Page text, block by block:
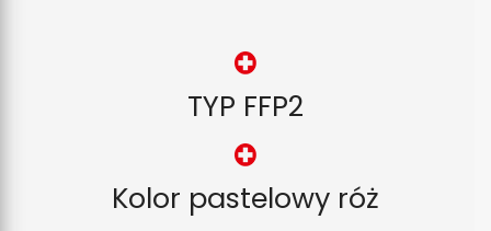
TYP FFP2
Kolor pastelowy róż